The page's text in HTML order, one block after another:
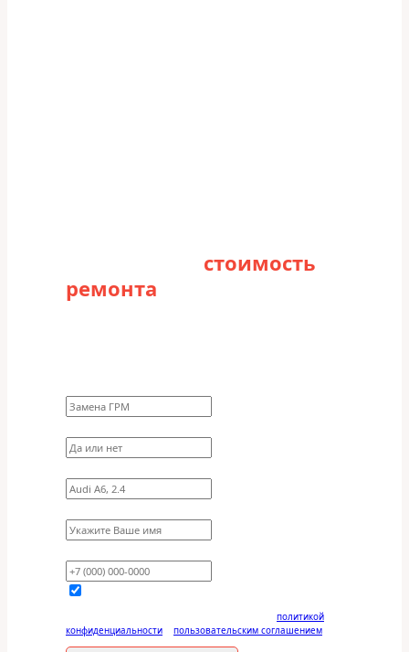
стоимость
ремонта
политикой
конфиденциальности
пользовательским соглашением